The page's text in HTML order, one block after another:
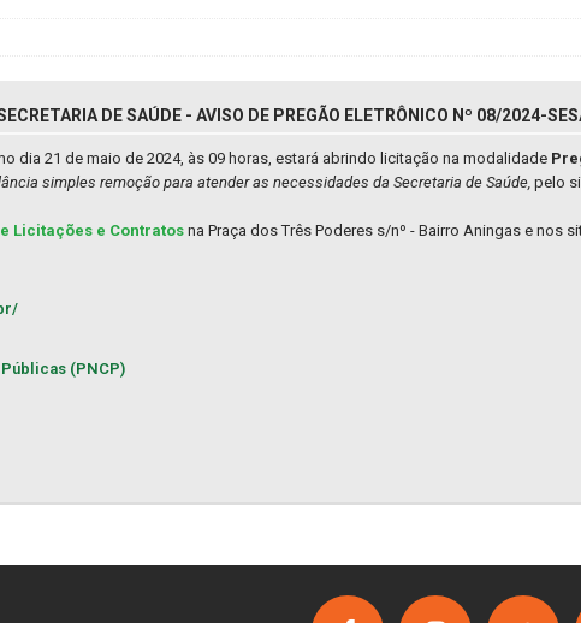
DE SAÚDE - AVISO DE PREGÃO ELETRÔNICO Nº 08/2024-
dia 21 de maio de 2024, às 09 horas, estará abrindo licitação na modalidade
simples remoção para atender as necessidades da Secretaria de Saúde, pelo
Licitações e Contratos na Praça dos Três Poderes s/nº - Bairro Aningas e nos
(PNCP)